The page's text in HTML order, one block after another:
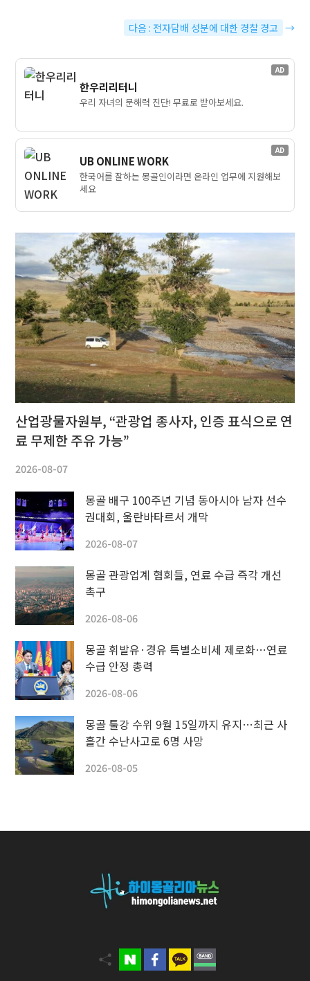
다음 : 전자담배 성분에 대한 경찰 경고 →
AD
한우리리터니
우리 자녀의 문해력 진단! 무료로 받아보세요.
AD
UB ONLINE WORK
한국어를 잘하는 몽골인이라면 온라인 업무에 지원해보
세요
산업광물자원부, “관광업 종사자, 인증 표식으로 연
료 무제한 주유 가능”
2026-08-07
몽골 배구 100주년 기념 동아시아 남자 선수
권대회, 울란바타르서 개막
2026-08-07
몽골 관광업계 협회들, 연료 수급 즉각 개선
촉구
2026-08-06
몽골 휘발유·경유 특별소비세 제로화…연료
수급 안정 총력
2026-08-06
몽골 툴강 수위 9월 15일까지 유지…최근 사
흘간 수난사고로 6명 사망
2026-08-05